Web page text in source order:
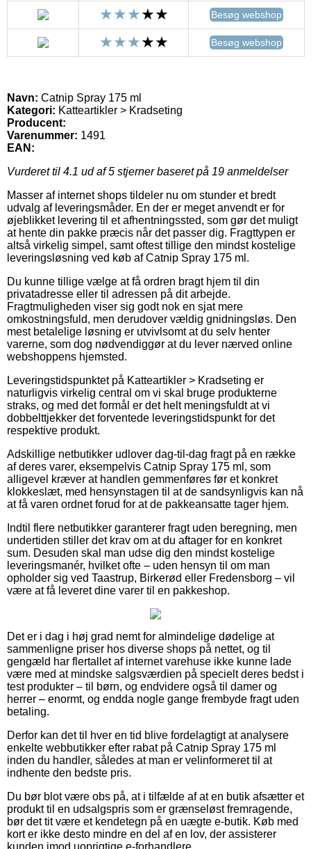
Besøg webshop
Besøg webshop
Navn: Catnip Spray 175 ml
Kategori: Katteartikler > Kradseting
Producent:
Varenummer: 1491
EAN:
Vurderet til 4.1 ud af 5 stjerner baseret på 19 anmeldelser
Masser af internet shops tildeler nu om stunder et bredt
udvalg af leveringsmåder. En der er meget anvendt er for
øjeblikket levering til et afhentningssted, som gør det muligt
at hente din pakke præcis når det passer dig. Fragttypen er
altså virkelig simpel, samt oftest tillige den mindst kostelige
leveringsløsning ved køb af Catnip Spray 175 ml.
Du kunne tillige vælge at få ordren bragt hjem til din
privatadresse eller til adressen på dit arbejde.
Fragtmuligheden viser sig godt nok en sjat mere
omkostningsfuld, men derudover vældig gnidningsløs. Den
mest betalelige løsning er utvivlsomt at du selv henter
varerne, som dog nødvendiggør at du lever nærved online
webshoppens hjemsted.
Leveringstidspunktet på Katteartikler > Kradseting er
naturligvis virkelig central om vi skal bruge produkterne
straks, og med det formål er det helt meningsfuldt at vi
dobbelttjekker det forventede leveringstidspunkt for det
respektive produkt.
Adskillige netbutikker udlover dag-til-dag fragt på en række
af deres varer, eksempelvis Catnip Spray 175 ml, som
alligevel kræver at handlen gemmenføres før et konkret
klokkeslæt, med hensynstagen til at de sandsynligvis kan nå
at få varen ordnet forud for at de pakkeansatte tager hjem.
Indtil flere netbutikker garanterer fragt uden beregning, men
undertiden stiller det krav om at du aftager for en konkret
sum. Desuden skal man udse dig den mindst kostelige
leveringsmanér, hvilket ofte – uden hensyn til om man
opholder sig ved Taastrup, Birkerød eller Fredensborg – vil
være at få leveret dine varer til en pakkeshop.
Det er i dag i høj grad nemt for almindelige dødelige at
sammenligne priser hos diverse shops på nettet, og til
gengæld har flertallet af internet varehuse ikke kunne lade
være med at mindske salgsværdien på specielt deres bedst i
test produkter – til børn, og endvidere også til damer og
herrer – enormt, og endda nogle gange frembyde fragt uden
betaling.
Derfor kan det til hver en tid blive fordelagtigt at analysere
enkelte webbutikker efter rabat på Catnip Spray 175 ml
inden du handler, således at man er velinformeret til at
indhente den bedste pris.
Du bør blot være obs på, at i tilfælde af at en butik afsætter et
produkt til en udsalgspris som er grænseløst fremragende,
bør det tit være et kendetegn på en uægte e-butik. Køb med
kort er ikke desto mindre en del af en lov, der assisterer
kunden imod uoprigtige e-forhandlere.